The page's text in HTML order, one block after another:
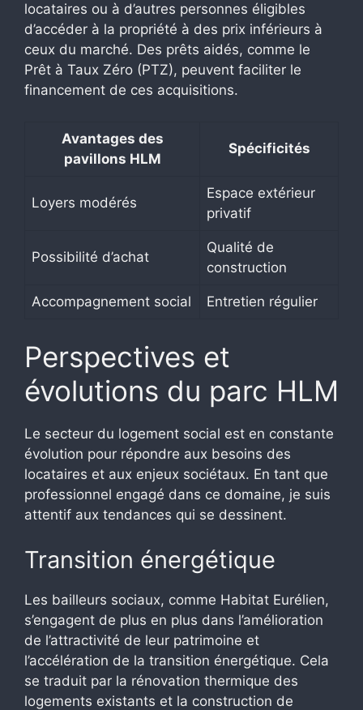
locataires ou à d’autres personnes éligibles
d’accéder à la propriété à des prix inférieurs à
ceux du marché. Des prêts aidés, comme le
Prêt à Taux Zéro (PTZ), peuvent faciliter le
financement de ces acquisitions.
Avantages des
pavillons HLM
Spécificités
Loyers modérés
Espace extérieur
privatif
Possibilité d’achat
Qualité de
construction
Accompagnement social Entretien régulier
Perspectives et
évolutions du parc HLM
Le secteur du logement social est en constante
évolution pour répondre aux besoins des
locataires et aux enjeux sociétaux. En tant que
professionnel engagé dans ce domaine, je suis
attentif aux tendances qui se dessinent.
Transition énergétique
Les bailleurs sociaux, comme Habitat Eurélien,
s’engagent de plus en plus dans l’amélioration
de l’attractivité de leur patrimoine et
l’accélération de la transition énergétique. Cela
se traduit par la rénovation thermique des
logements existants et la construction de